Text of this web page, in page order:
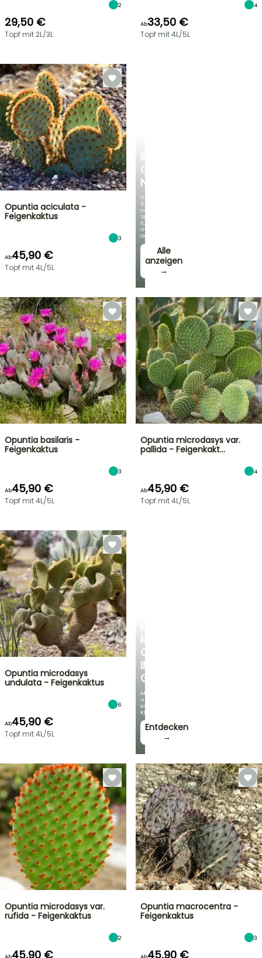
KÜHLE
OASE
IM
GARTEN
Mit
unseren
schönsten
Kletterpflanzen!
Entdecken
→
IRIS
GERMANICA
NEUHEITEN
Über
60
neue
Sorten
für
Ihren
Garten!
Alle
anzeigen
→
2
29,50 €
Topf mit 2L/3L
4
Ab33,50 €
Topf mit 4L/5L
Opuntia aciculata -
Feigenkaktus
3
Ab45,90 €
Topf mit 4L/5L
Opuntia basilaris -
Feigenkaktus
3
Ab45,90 €
Topf mit 4L/5L
Opuntia microdasys var.
pallida - Feigenkakt…
4
Ab45,90 €
Topf mit 4L/5L
Opuntia microdasys
undulata - Feigenkaktus
6
Ab45,90 €
Topf mit 4L/5L
Opuntia microdasys var.
rufida - Feigenkaktus
2
45,90 €
Opuntia macrocentra -
Feigenkaktus
3
45,90 €